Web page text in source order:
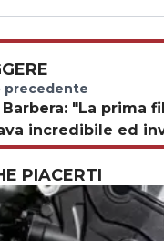
precedente
"La prima
incredibile ed
PIACERTI